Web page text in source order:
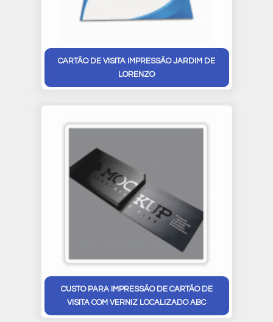
CARTÃO DE VISITA IMPRESSÃO JARDIM DE
LORENZO
CUSTO PARA IMPRESSÃO DE CARTÃO DE
VISITA COM VERNIZ LOCALIZADO ABC